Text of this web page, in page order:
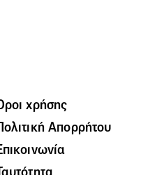
χρήσης
Απορρήτου